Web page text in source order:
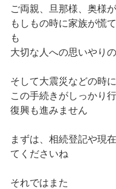
ご両親、旦那様、奥様
もしもの時に家族が慌
も
大切な人への思いやり
そして大震災などの時に
この手続きがしっかり
復興も進みません
まずは、相続登記や現
てくださいね
それではまた